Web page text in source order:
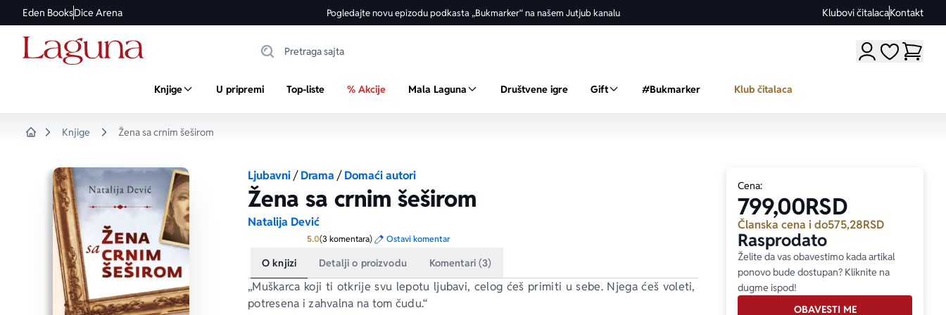
Eden BooksDice Arena Pogledajte novu epizodu podkasta „Bukmarker“ na našem Jutjub kanalu Klubovi čitalacaKontakt
Moji omiljeni
Knjige U pripremi Top-liste % Akcije Mala Laguna Društvene igre Gift #Bukmarker Klub čitalaca
Knjige Žena sa crnim šeširom
Ljubavni/Drama/Domaći autori
Žena sa crnim šeširom
Natalija Dević
5.0Prosecna ocena je 5.0 od 5
(3 komentara) Ostavi komentar
O knjizi Detalji o proizvodu Komentari (3)
„Muškarca koji ti otkrije svu lepotu ljubavi, celog ćeš primiti u sebe. Njega ćeš voleti,
potresena i zahvalna na tom čudu.“
Cena:
799,00RSD
Članska cena i do575,28RSD
Rasprodato
Želite da vas obavestimo kada artikal
ponovo bude dostupan? Kliknite na
dugme ispod!
OBAVESTI ME